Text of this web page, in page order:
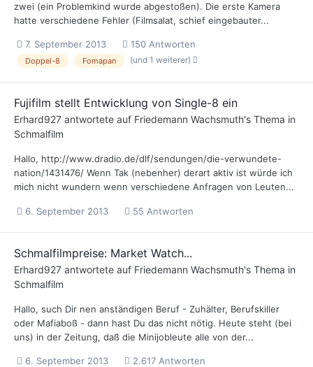
zwei (ein Problemkind wurde abgestoßen). Die erste Kamera
hatte verschiedene Fehler (Filmsalat, schief eingebauter...
7. September 2013 150 Antworten
Doppel-8 Fomapan (und 1 weiterer)
Fujifilm stellt Entwicklung von Single-8 ein
Erhard927 antwortete auf Friedemann Wachsmuth's Thema in
Schmalfilm
Hallo, http://www.dradio.de/dlf/sendungen/die-verwundete-
nation/1431476/ Wenn Tak (nebenher) derart aktiv ist würde ich
mich nicht wundern wenn verschiedene Anfragen von Leuten...
6. September 2013 55 Antworten
Schmalfilmpreise: Market Watch...
Erhard927 antwortete auf Friedemann Wachsmuth's Thema in
Schmalfilm
Hallo, such Dir nen anständigen Beruf - Zuhälter, Berufskiller
oder Mafiaboß - dann hast Du das nicht nötig. Heute steht (bei
uns) in der Zeitung, daß die Minijobleute alle von der...
6. September 2013 2.617 Antworten